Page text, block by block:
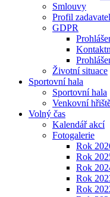
Smlouvy
Profil
GDPR
Životní situace
Sportovní hala
Sportovní hala
Venkovní
Volný čas
Kalendář akcí
Fotogalerie
Rok
Rok
Rok
Rok
Rok